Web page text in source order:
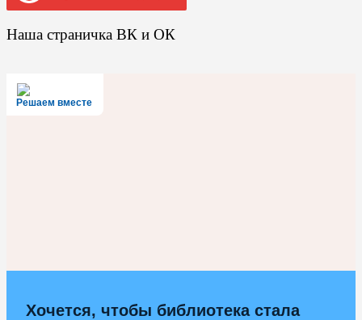
Наша страничка ВК и ОК
Решаем вместе
Хочется, чтобы библиотека стала